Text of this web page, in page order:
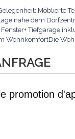
Möblierte
nahe dem
Tiefgarage
WohnkomfortDie
promotion